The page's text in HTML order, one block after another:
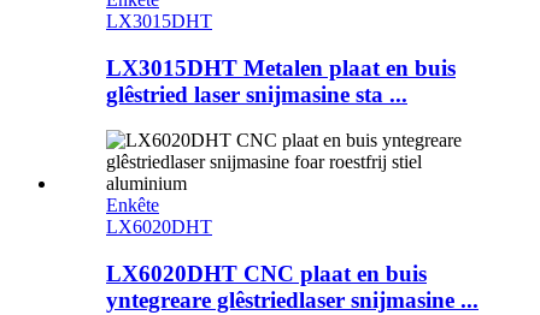
LX3015DHT
LX3015DHT Metalen plaat en buis
glêstried laser snijmasine sta ...
Enkête
LX6020DHT
LX6020DHT CNC plaat en buis
yntegreare glêstriedlaser snijmasine ...